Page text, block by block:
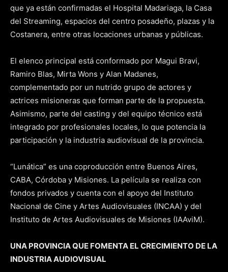
que ya están confirmadas el Hospital Madariaga, la Casa
del Streaming, espacios del centro posadeño, plazas y la
Costanera, entre otras locaciones urbanas y públicas.
El elenco principal está conformado por Magui Bravi,
Ramiro Blas, Mirta Wons y Alan Madanes,
complementado por un nutrido grupo de actores y
actrices misioneras que forman parte de la propuesta.
Asimismo, parte del casting y del equipo técnico está
integrado por profesionales locales, lo que potencia la
participación y la industria audiovisual de la provincia.
“Lunática” es una coproducción entre Buenos Aires,
CABA, Córdoba y Misiones. La película se realiza con
fondos privados y cuenta con el apoyo del Instituto
Nacional de Cine y Artes Audiovisuales (INCAA) y del
Instituto de Artes Audiovisuales de Misiones (IAAviM).
UNA PROVINCIA QUE FOMENTA EL CRECIMIENTO DE LA
INDUSTRIA AUDIOVISUAL